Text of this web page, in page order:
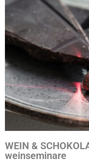
WEIN &
weinseminare